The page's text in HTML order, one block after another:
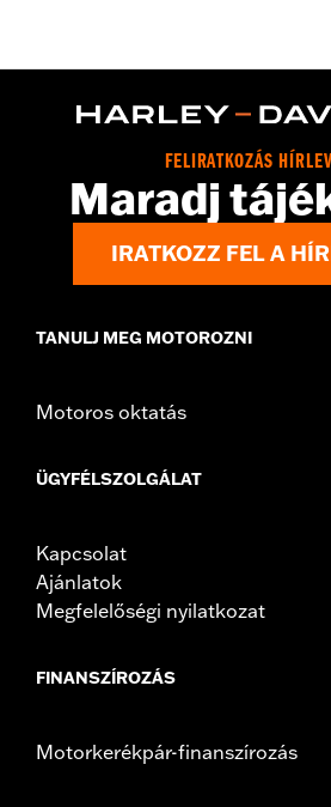
FELIRATKOZÁS
Maradj
IRATKOZZ FEL A
TANULJ MEG MOTOROZNI
Motoros oktatás
ÜGYFÉLSZOLGÁLAT
Kapcsolat
Ajánlatok
Megfelelőségi nyilatkozat
FINANSZÍROZÁS
Motorkerékpár-finanszírozás